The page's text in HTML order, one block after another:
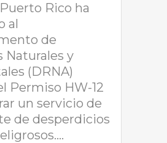
Rico ha
al
de
Naturales y
(DRNA)
Permiso HW-12
un servicio de
de desperdicios